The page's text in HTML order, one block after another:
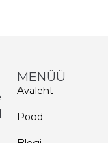
MENÜÜ
Avaleht
Pood